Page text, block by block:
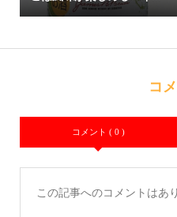
コ
コメント ( 0 )
この記事へのコメントはあ